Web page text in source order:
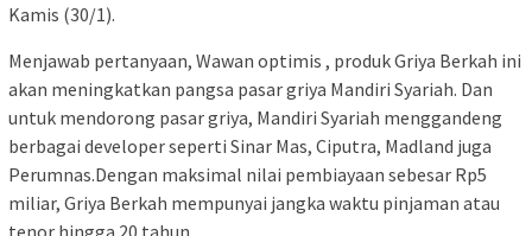
Kamis (30/1).
Menjawab pertanyaan, Wawan optimis , produk Griya Berkah ini
akan meningkatkan pangsa pasar griya Mandiri Syariah. Dan
untuk mendorong pasar griya, Mandiri Syariah menggandeng
berbagai developer seperti Sinar Mas, Ciputra, Madland juga
Perumnas.Dengan maksimal nilai pembiayaan sebesar Rp5
miliar, Griya Berkah mempunyai jangka waktu pinjaman atau
tenor hingga 20 tahun.